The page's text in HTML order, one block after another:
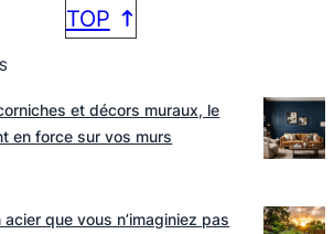
TOP
et décors muraux, le
en force sur vos murs
que vous n’imaginiez pas